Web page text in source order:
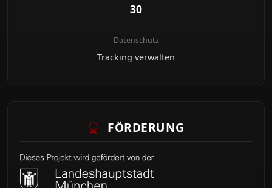
30
Datenschutz
Tracking verwalten
FÖRDERUNG